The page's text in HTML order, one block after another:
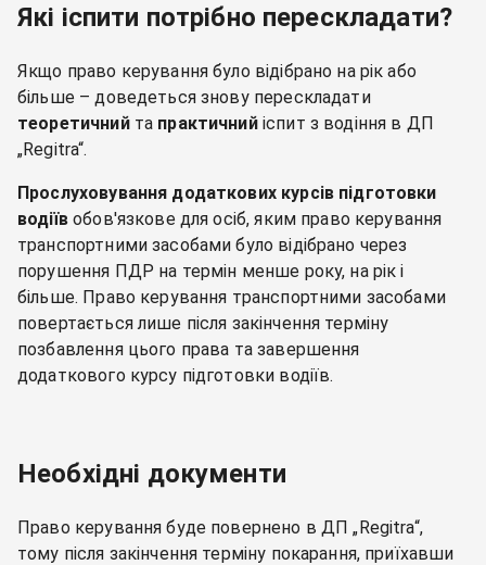
Які іспити потрібно перескладати?
Якщо право керування було відібрано на рік або
більше – доведеться знову перескладати
теоретичнийта практичнийіспит з водіння в ДП
„Regitra“.
Прослуховування додаткових курсів підготовки
водіївобов'язкове для осіб, яким право керування
транспортними засобами було відібрано через
порушення ПДР на термін менше року, на рік і
більше. Право керування транспортними засобами
повертається лише після закінчення терміну
позбавлення цього права та завершення
додаткового курсу підготовки водіїв.
Необхідні документи
Право керування буде повернено в ДП „Regitra“,
тому після закінчення терміну покарання, приїхавши